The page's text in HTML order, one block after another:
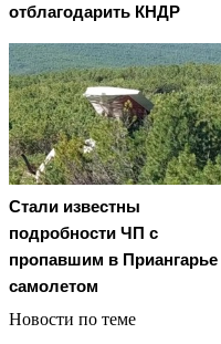
отблагодарить КНДР
Стали известны
подробности ЧП с
пропавшим в Приангарье
самолетом
Новости по теме